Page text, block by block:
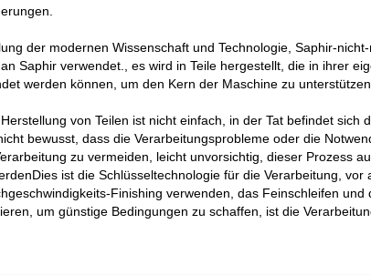
der modernen Wissenschaft und Technologie, Saphir-
Saphir verwendet., es wird in Teile hergestellt, die in ihrer
werden können, um den Kern der Maschine zu unterstützen.
von Teilen ist nicht einfach, in der Tat befindet sich
bewusst, dass die Verarbeitungsprobleme oder die
zu vermeiden, leicht unvorsichtig, dieser Prozess
ist die Schlüsseltechnologie für die Verarbeitung, vor
Finishing verwenden, das Feinschleifen und
um günstige Bedingungen zu schaffen, ist die